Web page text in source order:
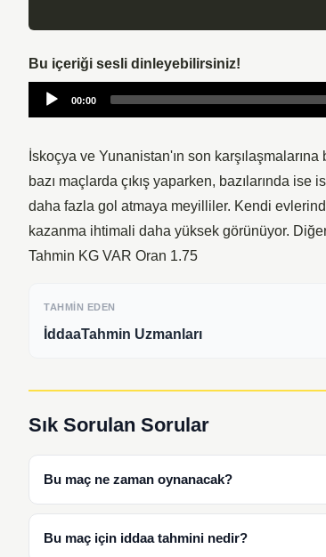
Bu içeriği sesli dinleyebilirsiniz!
Audio
00:00
İskoçya ve Yunanistan'ın son
bazı maçlarda çıkış yaparken, bazılarında
daha fazla gol atmaya meyilliler. Kendi
kazanma ihtimali daha yüksek görünüyor.
Tahmin KG VAR Oran 1.75
TAHMIN EDEN
İddaaTahmin Uzmanları
Sık Sorulan Sorular
Bu maç ne zaman oynanacak?
Bu maç için iddaa tahmini nedir?